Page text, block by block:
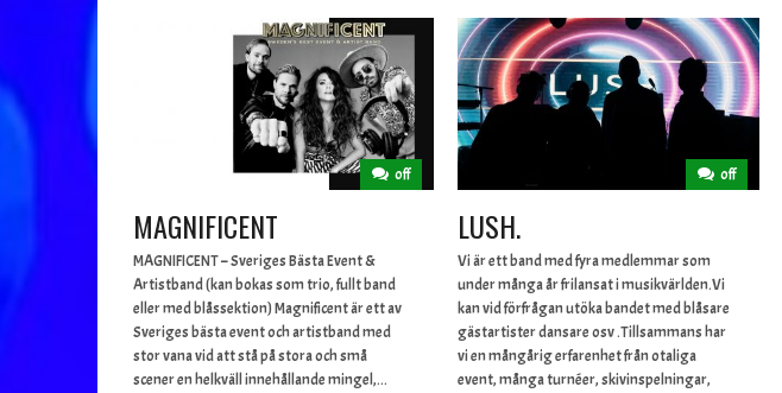
off
MAGNIFICENT
MAGNIFICENT – Sveriges Bästa Event &
Artistband (kan bokas som trio, fullt band
eller med blåssektion) Magnificent är ett av
Sveriges bästa event och artistband med
stor vana vid att stå på stora och små
scener en helkväll innehållande mingel,...
off
LUSH.
Vi är ett band med fyra medlemmar som
under många år frilansat i musikvärlden.Vi
kan vid förfrågan utöka bandet med blåsare
gästartister dansare osv .Tillsammans har
vi en mångårig erfarenhet från otaliga
event, många turnéer, skivinspelningar,